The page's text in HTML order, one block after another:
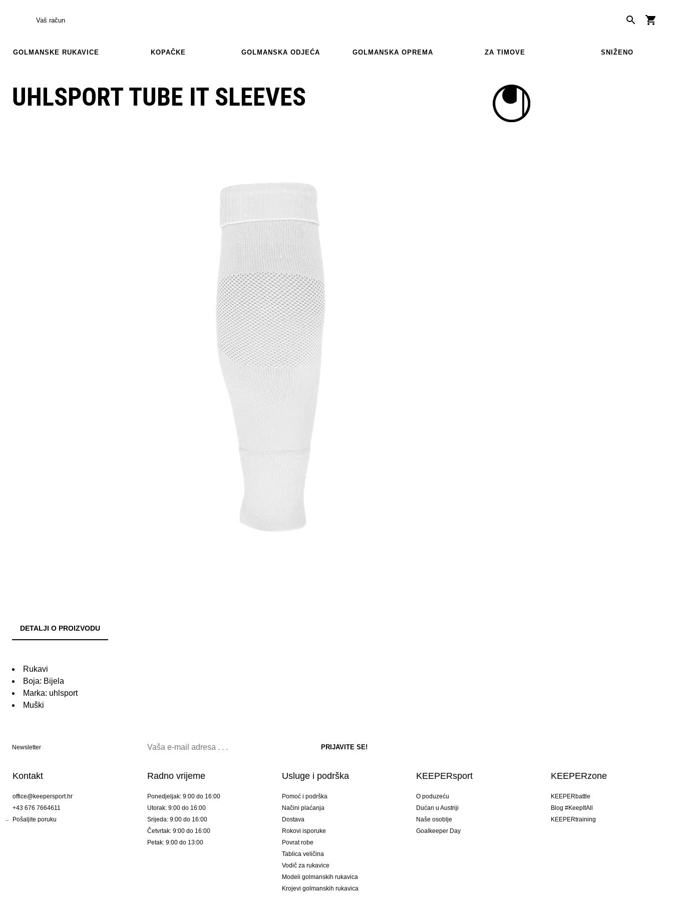
Vaš račun
GOLMANSKE RUKAVICE KOPAČKE GOLMANSKA ODJEĆA GOLMANSKA OPREMA ZA TIMOVE SNIŽENO
UHLSPORT TUBE IT SLEEVES
DETALJI O PROIZVODU
Rukavi
Boja: Bijela
Marka: uhlsport
Muški
Newsletter
Kontakt
office@keepersport.hr
+43 676 7664611
Pošaljite poruku
Radno vrijeme
Ponedjeljak: 9:00 do 16:00
Utorak: 9:00 do 16:00
Srijeda: 9:00 do 16:00
Četvrtak: 9:00 do 16:00
Petak: 9:00 do 13:00
Usluge i podrška
Pomoć i podrška
Načini plaćanja
Dostava
Rokovi isporuke
Povrat robe
Tablica veličina
Vodič za rukavice
Modeli golmanskih rukavica
Krojevi golmanskih rukavica
KEEPERsport
O poduzeću
Dućan u Austriji
Naše osoblje
Goalkeeper Day
KEEPERzone
KEEPERbattle
Blog #KeepItAll
KEEPERtraining